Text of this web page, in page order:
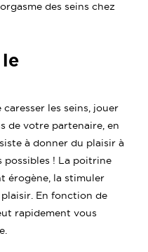
des seins chez
les seins, jouer
de votre partenaire, en
à donner du plaisir à
possibles ! La poitrine
érogène, la stimuler
En fonction de
rapidement vous